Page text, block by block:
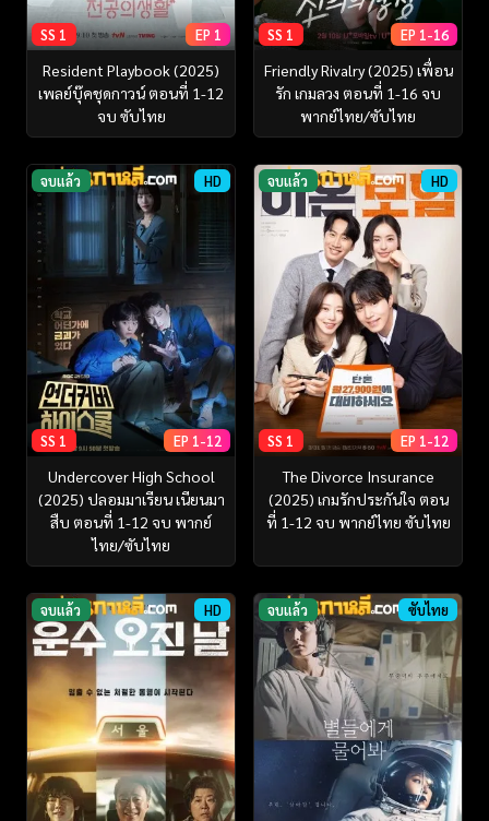
SS 1 EP 1
Resident Playbook (2025)
เพลย์บุ๊คชุดกาวน์ ตอนที่ 1-12
จบ ซับไทย
SS 1 EP 1-16
Friendly Rivalry (2025) เพื่อน
รัก เกมลวง ตอนที่ 1-16 จบ
พากย์ไทย/ซับไทย
จบแล้ว HD
SS 1 EP 1-12
Undercover High School
(2025) ปลอมมาเรียน เนียนมา
สืบ ตอนที่ 1-12 จบ พากย์
ไทย/ซับไทย
จบแล้ว HD
SS 1 EP 1-12
The Divorce Insurance
(2025) เกมรักประกันใจ ตอน
ที่ 1-12 จบ พากย์ไทย ซับไทย
จบแล้ว HD จบแล้ว ซับไทย